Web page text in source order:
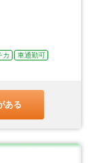
カ
車通勤可
ある